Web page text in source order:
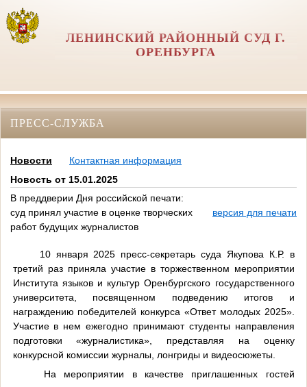
ЛЕНИНСКИЙ РАЙОННЫЙ СУД Г.
ОРЕНБУРГА
ПРЕСС-СЛУЖБА
Новости
Контактная информация
Новость от 15.01.2025
В преддверии Дня российской печати:
суд принял участие в оценке творческих
работ будущих журналистов
версия для печати
10 января 2025 пресс-секретарь суда Якупова К.Р. в
третий раз приняла участие в торжественном мероприятии
Института языков и культур Оренбургского государственного
университета, посвященном подведению итогов и
награждению победителей конкурса «Ответ молодых 2025».
Участие в нем ежегодно принимают студенты направления
подготовки «журналистика», представляя на оценку
конкурсной комиссии журналы, лонгриды и видеосюжеты.
На мероприятии в качестве приглашенных гостей